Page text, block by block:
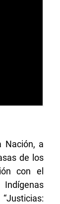
Nación, a
de los
con el